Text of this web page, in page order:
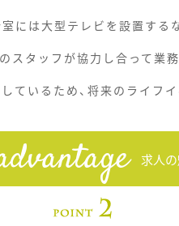
には大型テレビを設置する
スタッフが協力し合って業
ているため、将来のライフ
求人